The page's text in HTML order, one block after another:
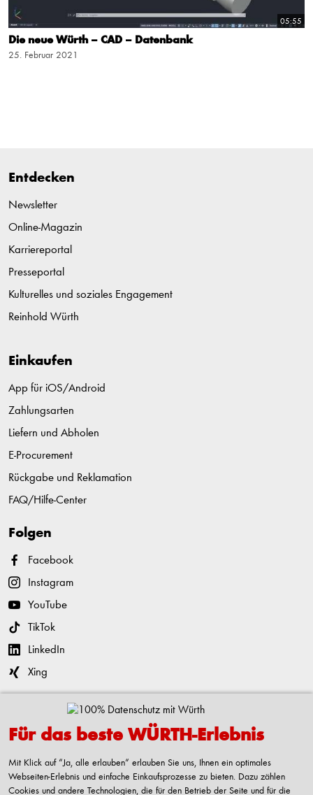
05:55
Die neue Würth – CAD – Datenbank
25. Februar 2021
Entdecken
Newsletter
Online-Magazin
Karriereportal
Presseportal
Kulturelles und soziales Engagement
Reinhold Würth
Einkaufen
App für iOS/Android
Zahlungsarten
Liefern und Abholen
E-Procurement
Rückgabe und Reklamation
FAQ/Hilfe-Center
Folgen
Facebook
Instagram
YouTube
TikTok
LinkedIn
Xing
Kontaktieren
Adolf Würth GmbH & Co. KG
74653 Künzelsau-Gaisbach
Deutschland
Für das beste WÜRTH-Erlebnis
Mit Klick auf “Ja, alle erlauben“ erlauben Sie uns, Ihnen ein optimales
Webseiten-Erlebnis und einfache Einkaufsprozesse zu bieten. Dazu zählen
Cookies und andere Technologien, die für den Betrieb der Seite und für die